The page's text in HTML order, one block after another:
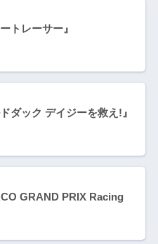
トレーサー』
ダック デイジーを救え!』
GRAND PRIX Racing